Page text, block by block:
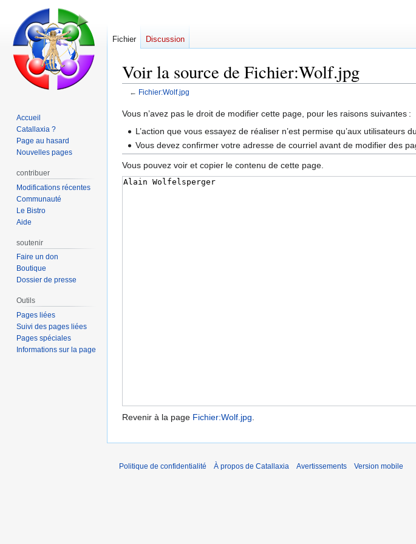
Voir la source de Fichier:Wolf.jpg
← Fichier:Wolf.jpg
Aller
navigation
Aller
recherche
Vous n’avez pas le droit de modifier cette page, pour les raisons suivantes :
L’action que vous essayez de réaliser n’est permise qu’aux utilisateurs
Vous devez confirmer votre adresse de courriel avant de modifier des
Vous pouvez voir et copier le contenu de cette page.
Revenir à la page Fichier:Wolf.jpg.
Fichier Discussion
Accueil
Catallaxia ?
Page au hasard
Nouvelles pages
contribuer
Modifications récentes
Communauté
Le Bistro
Aide
soutenir
Faire un don
Boutique
Dossier de presse
Outils
Pages liées
Suivi des pages liées
Pages spéciales
Informations sur la page
Politique de confidentialité À propos de Catallaxia Avertissements Version mobile